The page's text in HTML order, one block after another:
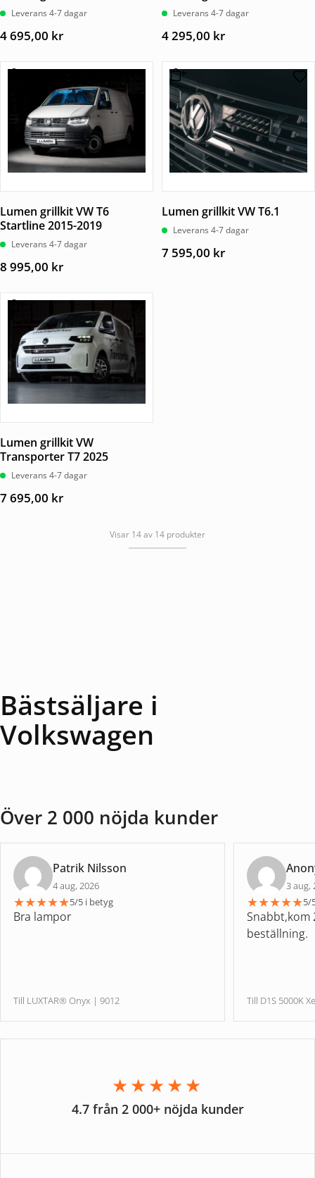
Leverans 4-7 dagar
4 695,00 kr
Leverans 4-7 dagar
4 295,00 kr
Lumen grillkit VW T6
Startline 2015-2019
Leverans 4-7 dagar
8 995,00 kr
Lumen grillkit VW T6.1
Leverans 4-7 dagar
7 595,00 kr
Lumen grillkit VW
Transporter T7 2025
Leverans 4-7 dagar
7 695,00 kr
Visar 14 av 14 produkter
Bästsäljare i
Volkswagen
Över 2 000 nöjda kunder
Patrik Nilsson
4 aug, 2026
★★★★★5/5 i betyg
Bra lampor
Till LUXTAR® Onyx | 9012
3 aug,
★★★★★5/
Snabbt,kom
beställning.
Till D1S 5000K
★★★★★
4.7 från 2 000+ nöjda kunder